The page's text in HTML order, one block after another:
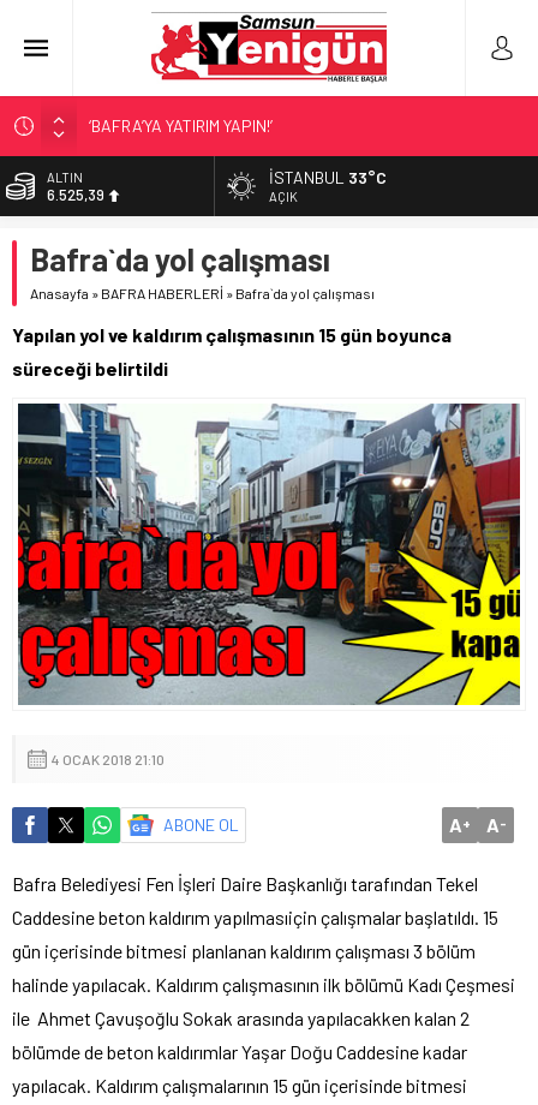
‘BAFRA’YA YATIRIM YAPIN!’
İŞTE FINDIK FİYATI!
SAMSUNSPOR’DA TRANSFER!
SAMSUNSPOR’DA HEDEF 5’İNCİLİK!
ALTIN
6.525,39
13.788,73
DOLAR
55,0690
İSTANBUL 33°C
AÇIK
Bafra`da yol çalışması
Anasayfa » BAFRA HABERLERİ » Bafra`da yol çalışması
Yapılan yol ve kaldırım çalışmasının 15 gün boyunca
süreceği belirtildi
4 OCAK 2018 21:10
ABONE OL A+ A-
Bafra Belediyesi Fen İşleri Daire Başkanlığı tarafından Tekel
Caddesine beton kaldırım yapılmasıiçin çalışmalar başlatıldı. 15
gün içerisinde bitmesi planlanan kaldırım çalışması 3 bölüm
halinde yapılacak. Kaldırım çalışmasının ilk bölümü Kadı Çeşmesi
ile Ahmet Çavuşoğlu Sokak arasında yapılacakken kalan 2
bölümde de beton kaldırımlar Yaşar Doğu Caddesine kadar
yapılacak. Kaldırım çalışmalarının 15 gün içerisinde bitmesi